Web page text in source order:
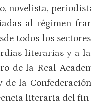
novelista,
al régimen
todos los
literarias y a
de la Real
de la
literaria del